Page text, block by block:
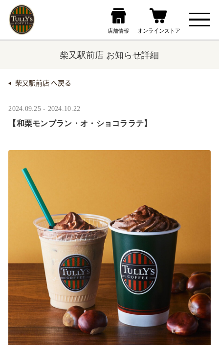
柴又駅前店 お知らせ詳細
柴又駅前店 へ戻る
2024.09.25 - 2024.10.22
【和栗モンブラン・オ・ショコララテ】